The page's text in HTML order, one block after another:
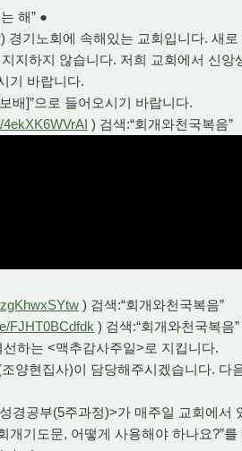
해” ●
경기노회에 속해있는 교회입니다. 새
지하지 않습니다. 저희 교회에서 신앙
기 바랍니다.
배]”으로 들어오시기 바랍니다.
) 검색:“회개와천국복음”
) 검색:“회개와천국복음”
FJHT0BCdfdk ) 검색:“회개와천국복음”
하는 <맥추감사주일>로 지킵니다.
양현집사)이 담당해주시겠습니다. 다
경공부(5주과정)>가 매주일 교회에서
개기도문, 어떻게 사용해야 하나요?”